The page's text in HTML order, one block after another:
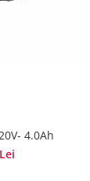
4.0Ah